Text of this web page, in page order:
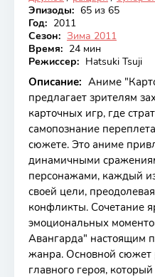
Эпизоды: 65 из 65
Год: 2011
Сезон: Зима 2011
Время: 24 мин
Режиссер: Hatsuki Tsuji
Описание: Аниме
предлагает зрителям
карточных игр, где
самопознание
сюжете. Это аниме
динамичными
персонажами, каждый
своей цели,
конфликты. Сочетание
эмоциональных
Авангарда" настоящим
жанра. Основной сюжет
главного героя,